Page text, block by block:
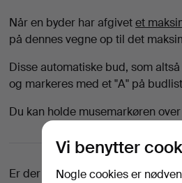
Når en byder har afgivetet
på dennes vegne op til det
Disse automatiske bud, som
og markeres med et "A" på
Du kan holde musemarkøren
Er der andet, du leder efter?
Vi benytter
Nogle cookies er